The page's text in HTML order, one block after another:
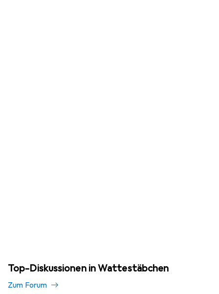
Top-Diskussionen in Wattestäbchen
Zum Forum